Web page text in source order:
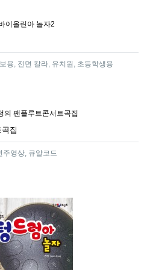
용, 전면 칼라, 유치원, 초등학생용
집
주영상, 큐알코드